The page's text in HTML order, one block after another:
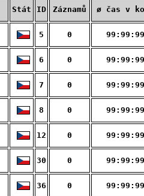
Stát ID Záznamů ø čas v
5 0 99:99:99
6 0 99:99:99
7 0 99:99:99
8 0 99:99:99
12 0 99:99:99
30 0 99:99:99
36 0 99:99:99